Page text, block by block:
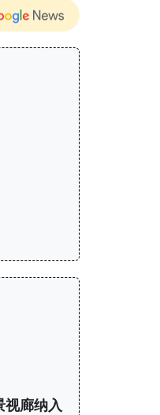
视廊纳入